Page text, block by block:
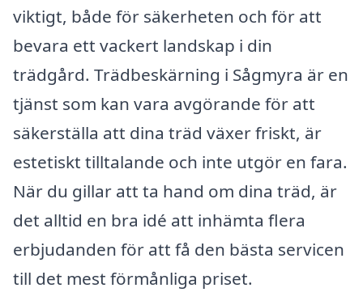
viktigt, både för säkerheten och för att
bevara ett vackert landskap i din
trädgård. Trädbeskärning i Sågmyra är en
tjänst som kan vara avgörande för att
säkerställa att dina träd växer friskt, är
estetiskt tilltalande och inte utgör en fara.
När du gillar att ta hand om dina träd, är
det alltid en bra idé att inhämta flera
erbjudanden för att få den bästa servicen
till det mest förmånliga priset.